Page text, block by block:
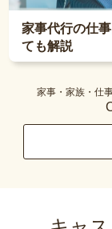
家事代行の仕
ても解説
家事・家族・仕